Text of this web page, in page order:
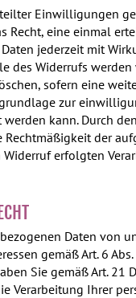
Einwilligungen
Recht, eine einmal
jederzeit mit
des Widerrufs
sofern eine
zur
kann. Durch
der
erfolgten
Daten von
gemäß Art. 6 Abs.
Sie gemäß Art. 21
Verarbeitung Ihrer